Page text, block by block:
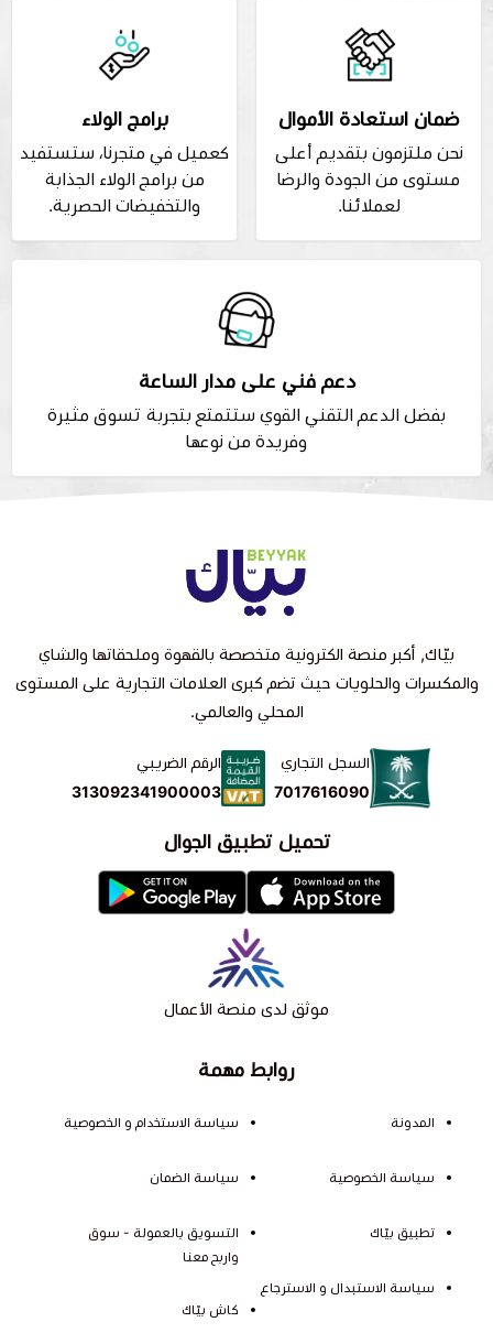
ضمان استعادة الأموال
نحن ملتزمون بتقديم أعلى
مستوى من الجودة والرضا
لعملائنا.
برامج الولاء
كعميل في متجرنا، ستستفيد
من برامج الولاء الجذابة
والتخفيضات الحصرية.
دعم فني على مدار الساعة
بفضل الدعم التقني القوي ستتمتع بتجربة تسوق مثيرة
وفريدة من نوعها
روابط مهمة
المدونة
سياسة الخصوصية
تطبيق بيّاك
سياسة الاستبدال و الاسترجاع
سياسة الاستخدام و الخصوصية
سياسة الضمان
التسويق بالعمولة - سوق
واربح معنا
كاش بيّاك
بيّاك, أكبر منصة الكترونية متخصصة بالقهوة وملحقاتها والشاي
والمكسرات والحلويات حيث تضم كبرى العلامات التجارية على المستوى
المحلي والعالمي.
السجل التجاري
7017616090
الرقم الضريبي
313092341900003
تحميل تطبيق الجوال
موثق لدى منصة الأعمال